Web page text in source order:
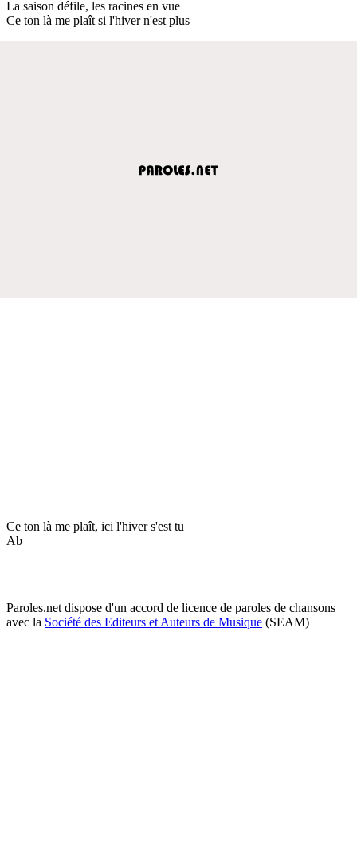
La saison défile, les racines en vue
Ce ton là me plaît si l'hiver n'est plus
Ce ton là me plaît, ici l'hiver s'est tu
Ab
Paroles.net dispose d'un accord de licence de paroles de chansons
avec la Société des Editeurs et Auteurs de Musique (SEAM)